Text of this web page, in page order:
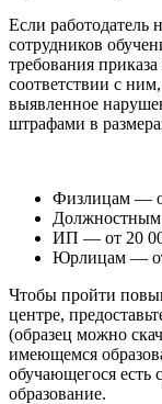
Если работодатель
сотрудников
требования
соответствии с
выявленное
штрафами в
Физлицам —
Должностным
ИП — от 20
Юрлицам — от
Чтобы пройти
центре,
(образец можно
имеющемся
обучающегося есть
образование.